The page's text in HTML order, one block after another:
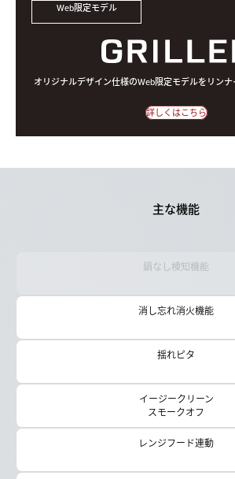
Web限定モデル
オリジナルデザイン仕様のWeb限定モデルをリン
詳しくはこちら
主な機能
鍋なし検知機能
消し忘れ消火機能
揺れピタ
イージークリーン
スモークオフ
レンジフード連動